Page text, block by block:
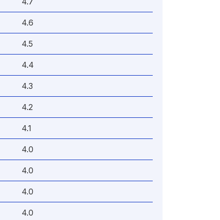
4.6
4.5
4.4
4.3
4.2
4.1
4.0
4.0
4.0
4.0